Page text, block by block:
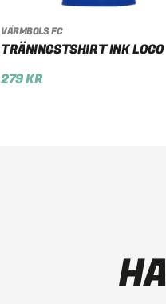
VÄRMBOLS FC
TRÄNINGSTSHIRT INK LOGO
279KR
VÄLJ ALTERNATIV